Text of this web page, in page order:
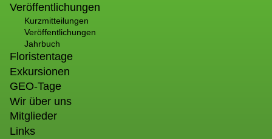
Veröffentlichungen
Kurzmitteilungen
Veröffentlichungen
Jahrbuch
Floristentage
Exkursionen
GEO-Tage
Wir über uns
Mitglieder
Links